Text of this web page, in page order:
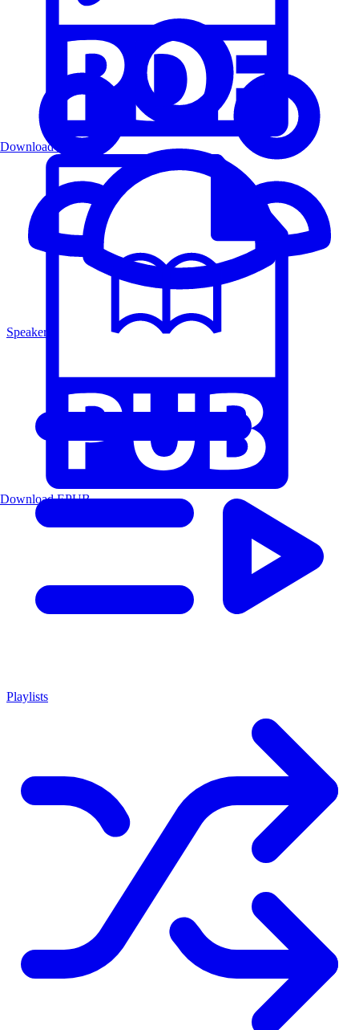
Speakers
Playlists
Download PDF
Download EPUB